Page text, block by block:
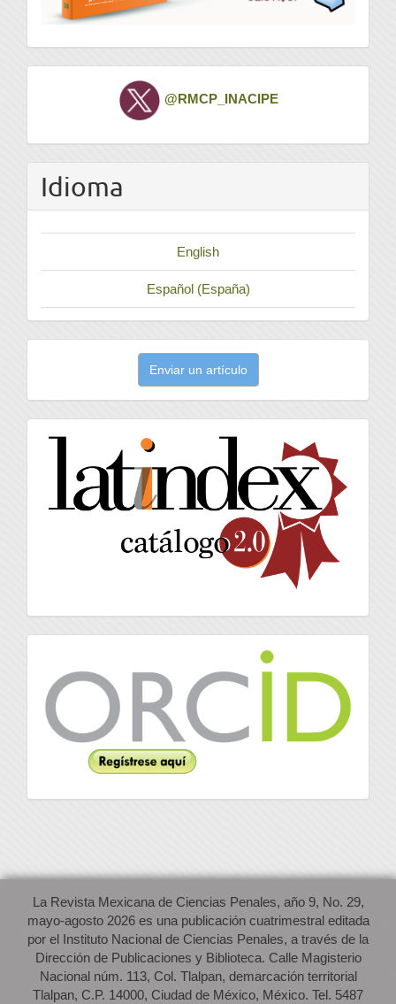
Twitter @RMCP_INACIPE
Idioma
English
Español (España)
artículo
Enviar un artículo
latindex
La Revista Mexicana de Ciencias Penales, año 9, No. 29,
mayo-agosto 2026 es una publicación cuatrimestral editada
por el Instituto Nacional de Ciencias Penales, a través de la
Dirección de Publicaciones y Biblioteca. Calle Magisterio
Nacional núm. 113, Col. Tlalpan, demarcación territorial
Tlalpan, C.P. 14000, Ciudad de México, México. Tel. 5487